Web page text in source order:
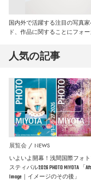
国内外で活躍する注目の写真
ド、作品に関することにフォ
人気の記事
展覧会 NEWS
いよいよ開幕！浅間国際フォ
スティバル2026 PHOTO MIYOTA 「
Image｜イメージのその後」